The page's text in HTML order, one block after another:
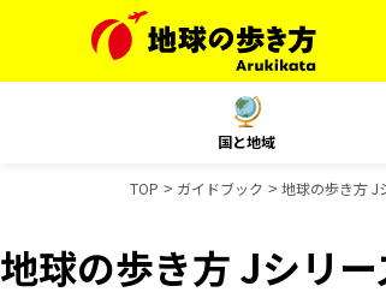
国と地域
TOP ガイドブック 地球の歩き方 J
地球の歩き方 Jシリ